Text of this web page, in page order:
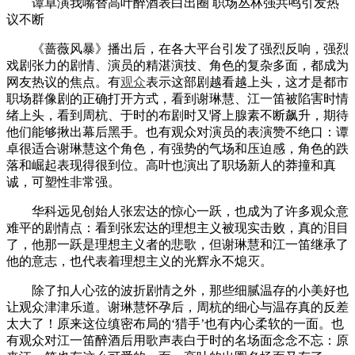
议不断
《蔷薇风暴》播出后，在各大平台引发了强烈反响，强烈
戏剧张力的剧情、演员的精湛演技、角色的复杂多面，都成为
网友热议的焦点。有观众表示这部剧越看越上头，这才是都市
职场群像剧的正确打开方式，看到谢琳慧、江一笛被陷害时情
绪上头，看到周杭、于时的布剧时又肾上腺素不断飙升，期待
他们能够揪出幕后黑手。也有观众对演员的表演赞不绝口：谭
卓很适合谢琳慧这个角色，有强势的气场和压迫感，角色的跌
落和崛起表现得很到位。高叶也演出了职场新人的莽撞和真
诚，可塑性非常强。
华科远见创始人张宏达的惊心一跃，也成为了许多观众意
难平的剧情点：看到张宏达的理想主义被现实击败，真的泪目
了，他那一跃是理想主义者的悲歌，但谢琳慧和江一笛继承了
他的意志，也代表着理想主义的光辉永不熄灭。
除了扣人心弦的波折剧情之外，那些细腻温存的小美好也
让观众津津乐道。谢琳慧怀孕后，周杭的细心与温存真的反差
太大了！原来这位缜密布局的‘猎手’也有内心柔软的一面。也
有观众对江一笛醉酒后用歌声表白于时的名场面念念不忘：原